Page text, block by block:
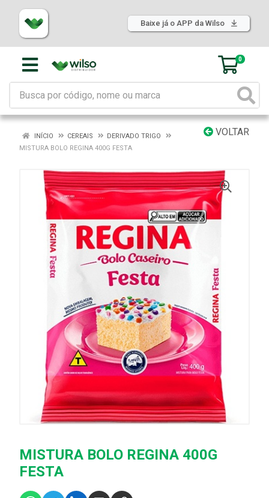
Baixe já o APP da Wilso
0
VOLTAR
INÍCIO CEREAIS
DERIVADO TRIGO
MISTURA BOLO REGINA 400G FESTA
MISTURA BOLO REGINA 400G
FESTA